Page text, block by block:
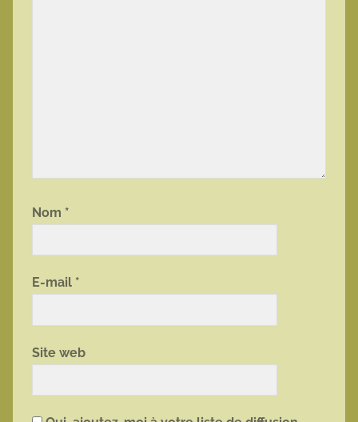
Nom *
E-mail *
Site web